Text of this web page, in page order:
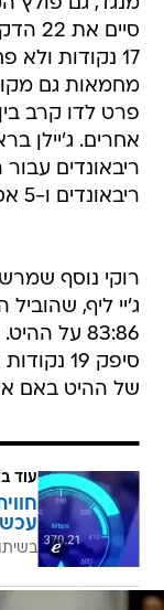
מנגד, גם פולץ
מחמאות גם
פרט לדו קרב
ריבאונדים ו-5 אסיסטים מטימוטי לווואו.
רוקי נוסף
ג'יי ליף,
83:86 על
של ההיט באם אדבאיו
עוד